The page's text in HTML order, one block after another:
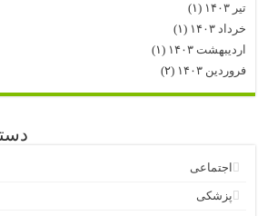
تیر ۱۴۰۳
(۱)
خرداد ۱۴۰۳
(۱)
اردیبهشت ۱۴۰۳
(۱)
فروردین ۱۴۰۳
(۲)
اجتماعی
پزشکی